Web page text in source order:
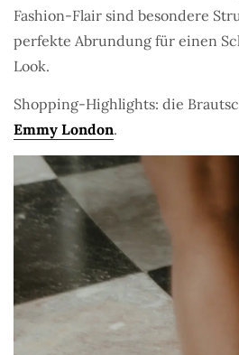
Fashion-Flair sind besondere
perfekte Abrundung für einen
Look.
Shopping-Highlights: die
Emmy London.